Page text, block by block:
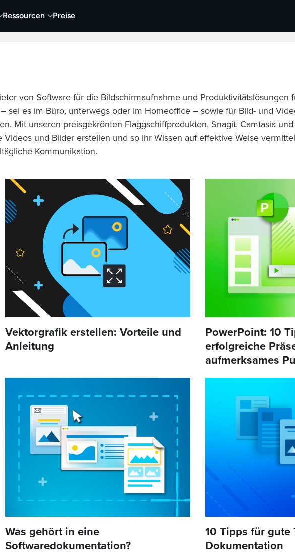
Ressourcen Preise
Video Visueller Content
von Software für die Bildschirmaufnahme und Produktivitätslösungen
sei es im Büro, unterwegs oder im Homeoffice – sowie für Bild- und
Mit unseren preisgekrönten Flaggschiffprodukten, Snagit, Camtasia
und Bilder erstellen und so ihr Wissen auf effektive Weise
Kommunikation.
Vektorgrafik erstellen: Vorteile und
Anleitung
PowerPoint: 10
erfolgreiche
aufmerksames
Was gehört in eine
Softwaredokumentation?
10 Tipps für gute
Dokumentation